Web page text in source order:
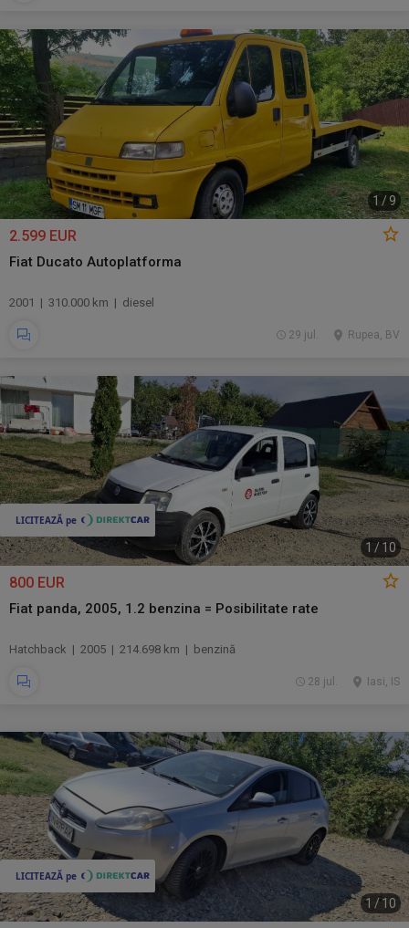
1 /9
2.599 EUR
Fiat Ducato Autoplatforma
2001 | 310.000 km | diesel
Rupea, BV
29 jul.
1 / 10
800 EUR
Fiat panda, 2005, 1.2 benzina = Posibilitate rate
Hatchback | 2005 | 214.698 km | benzină
Iasi, IS
28 jul.
1 /10